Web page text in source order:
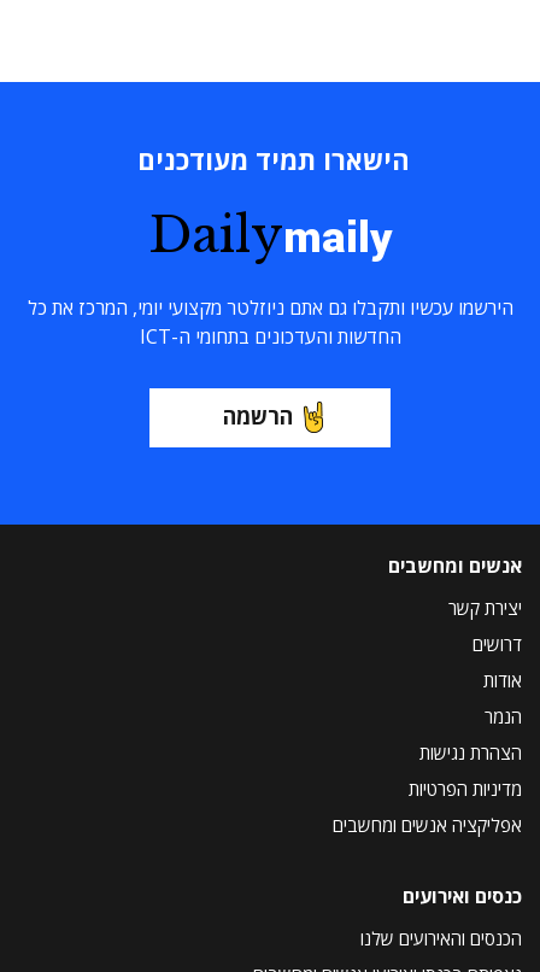
הישארו תמיד מעודכנים
Dailymaily
הירשמו עכשיו ותקבלו גם אתם ניוזלטר מקצועי יומי, המרכז את כל
החדשות והעדכונים בתחומי ה-ICT
הרשמה
אנשים ומחשבים
יצירת קשר
דרושים
אודות
הנמר
הצהרת נגישות
מדיניות הפרטיות
אפליקציה אנשים ומחשבים
כנסים ואירועים
הכנסים והאירועים שלנו